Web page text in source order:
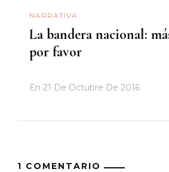
NARRATIVA
La bandera nacional:
por favor
En 21 De Octubre De 2016
1 COMENTARIO